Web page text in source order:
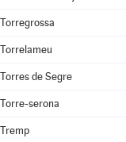
Torregrossa
Torrelameu
Torres de Segre
Torre-serona
Tremp